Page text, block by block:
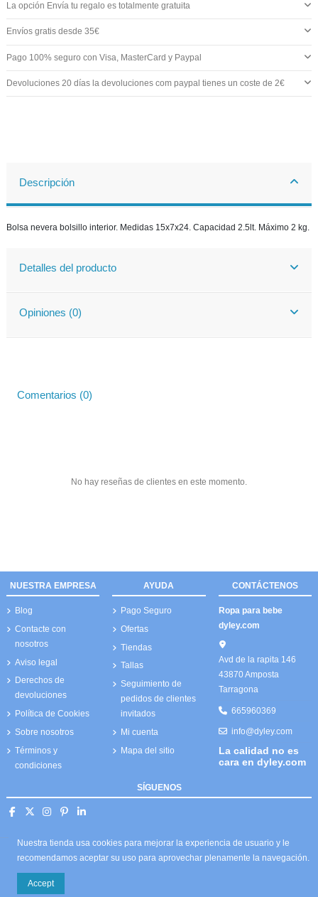
La opción Envía tu regalo es totalmente gratuita
Envíos gratis desde 35€
Pago 100% seguro con Visa, MasterCard y Paypal
Devoluciones 20 días la devoluciones com paypal tienes un coste de 2€
Descripción
Bolsa nevera bolsillo interior. Medidas 15x7x24. Capacidad 2.5lt. Máximo 2 kg.
Detalles del producto
Opiniones (0)
Comentarios (0)
No hay reseñas de clientes en este momento.
NUESTRA EMPRESA
Blog
Contacte con
nosotros
Aviso legal
Derechos de
devoluciones
Política de Cookies
Sobre nosotros
Términos y
condiciones
AYUDA
Pago Seguro
Ofertas
Tiendas
Tallas
Seguimiento de
pedidos de clientes
invitados
Mi cuenta
Mapa del sitio
CONTÁCTENOS
Ropa para bebe
dyley.com
Avd de la rapita 146
43870 Amposta
Tarragona
665960369
info@dyley.com
La calidad no es
cara en dyley.com
SÍGUENOS
Nuestra tienda usa cookies para mejorar la experiencia de usuario y le
recomendamos aceptar su uso para aprovechar plenamente la navegación.
Accept